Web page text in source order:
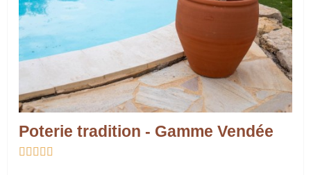
Poterie tradition - Gamme Vendée
    